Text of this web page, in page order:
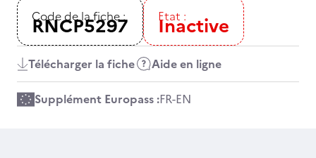
Code de la fiche :
RNCP5297 Etat :
Inactive
Télécharger la fiche Aide en ligne
Supplément Europass :FR-EN